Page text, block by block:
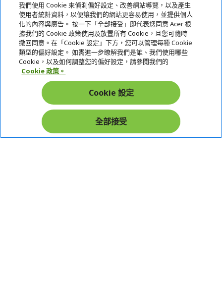
關於宏碁
服務
宏碁網路商城
在社群上追蹤 Acer
我們使用 Cookie 來偵測偏好設定、改善網站導覽，以及產生
使用者統計資料，以便讓我們的網站更容易使用，並提供個人
化的內容與廣告。 按一下「全部接受」即代表您同意 Acer 根
據我們的 Cookie 政策使用及放置所有 Cookie，且您可隨時
撤回同意。在「Cookie 設定」下方，您可以管理每種 Cookie
類型的偏好設定。 如需進一步瞭解我們是誰、我們使用哪些
Cookie，以及如何調整您的偏好設定，請參閱我們的
Cookie 政策。
Cookie 設定
全部接受